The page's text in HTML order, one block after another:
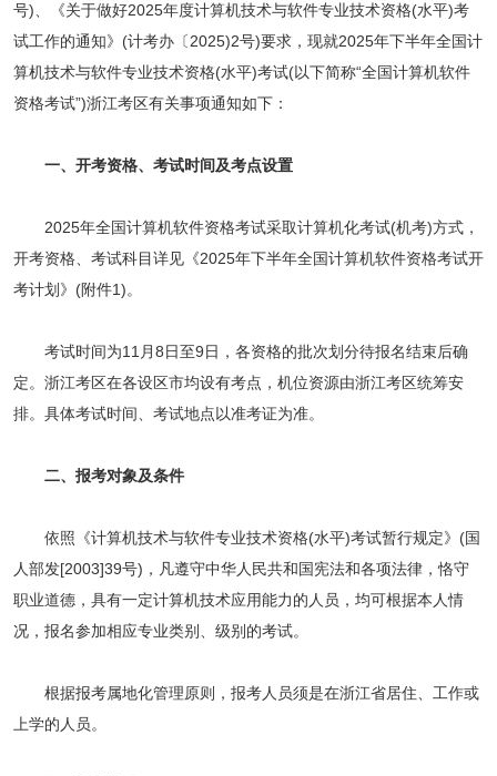
号)、《关于做好2025年度计算机技术与软件专业技术资格(水平)考
试工作的通知》(计考办〔2025)2号)要求，现就2025年下半年全国计
算机技术与软件专业技术资格(水平)考试(以下简称“全国计算机软件
资格考试”)浙江考区有关事项通知如下：
一、开考资格、考试时间及考点设置
2025年全国计算机软件资格考试采取计算机化考试(机考)方式，
开考资格、考试科目详见《2025年下半年全国计算机软件资格考试开
考计划》(附件1)。
考试时间为11月8日至9日，各资格的批次划分待报名结束后确
定。浙江考区在各设区市均设有考点，机位资源由浙江考区统筹安
排。具体考试时间、考试地点以准考证为准。
二、报考对象及条件
依照《计算机技术与软件专业技术资格(水平)考试暂行规定》(国
人部发[2003]39号)，凡遵守中华人民共和国宪法和各项法律，恪守
职业道德，具有一定计算机技术应用能力的人员，均可根据本人情
况，报名参加相应专业类别、级别的考试。
根据报考属地化管理原则，报考人员须是在浙江省居住、工作或
上学的人员。